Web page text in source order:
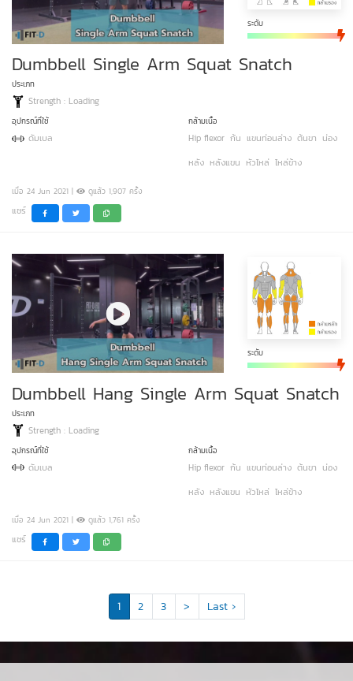
ระดับ
Dumbbell Single Arm Squat Snatch
ประเภท
Strength : Loading
อุปกรณ์ที่ใช้
ดัมเบล
กล้ามเนื้อ
Hip flexor ก้น แขนท่อนล่าง ต้นขา น่อง
หลัง หลังแขน หัวไหล่ ไหล่ข้าง
เมื่อ 24 Jun 2021 | ดูแล้ว 1,907 ครั้ง
แชร์
ระดับ
Dumbbell Hang Single Arm Squat Snatch
ประเภท
Strength : Loading
อุปกรณ์ที่ใช้
ดัมเบล
กล้ามเนื้อ
Hip flexor ก้น แขนท่อนล่าง ต้นขา น่อง
หลัง หลังแขน หัวไหล่ ไหล่ข้าง
เมื่อ 24 Jun 2021 | ดูแล้ว 1,761 ครั้ง
แชร์
1 2 3 > Last ›